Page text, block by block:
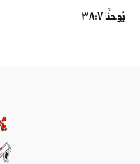
يُوحَنَّا ٧:‏٣٨